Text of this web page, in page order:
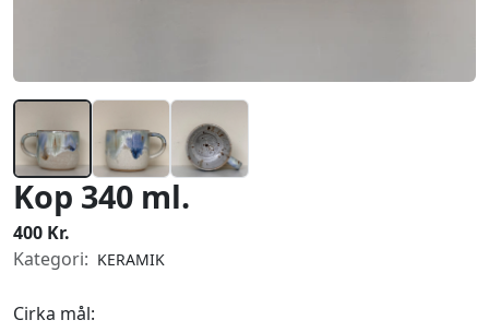
Kop 340 ml.
400 Kr.
Kategori: KERAMIK
Cirka mål: